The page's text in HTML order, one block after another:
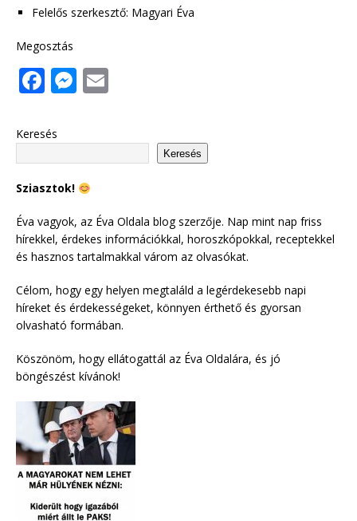
Felelős szerkesztő: Magyari Éva
Megosztás
F
c
e
b
o
k
M
e
n
e
r
l
Keresés
Keresés
Sziasztok!
Éva vagyok, az Éva Oldala blog szerzője. Nap mint nap friss
hírekkel, érdekes információkkal, horoszkópokkal, receptekkel
és hasznos tartalmakkal várom az olvasókat.
Célom, hogy egy helyen megtaláld a legérdekesebb napi
híreket és érdekességeket, könnyen érthető és gyorsan
olvasható formában.
Köszönöm, hogy ellátogattál az Éva Oldalára, és jó
böngészést kívánok!